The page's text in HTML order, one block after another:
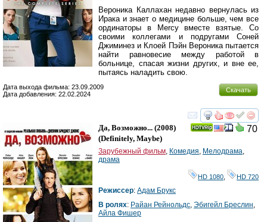
Вероника Каллахан недавно вернулась из
Ирака и знает о медицине больше, чем все
ординаторы в Mercy вместе взятые. Со
своими коллегами и подругами Соней
Джиминез и Клоей Пэйн Вероника пытается
найти равновесие между работой в
больнице, спасая жизни других, и вне ее,
пытаясь наладить свою.
Скачать
Дата выхода фильма: 23.09.2009
Дата добавления: 22.02.2024
смотреть
70
Да, Возможно... (2008)
(Definitely, Maybe)
Зарубежный фильм Комедия Мелодрама
драма
HD 1080 HD 720
Режиссер: Адам Брукс
В ролях: Райан Рейнольдс Эбигейл Бреслин
Айла Фишер